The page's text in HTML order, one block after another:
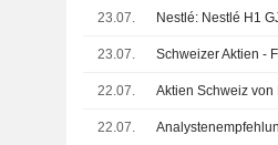
23.07.
23.07. Schweizer Aktien -
22.07. Aktien Schweiz
22.07.